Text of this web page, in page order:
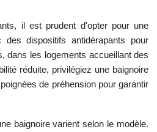
il est prudent d'opter pour une
des dispositifs antidérapants pour
dans les logements accueillant des
réduite, privilégiez une baignoire
de préhension pour garantir
baignoire varient selon le modèle.